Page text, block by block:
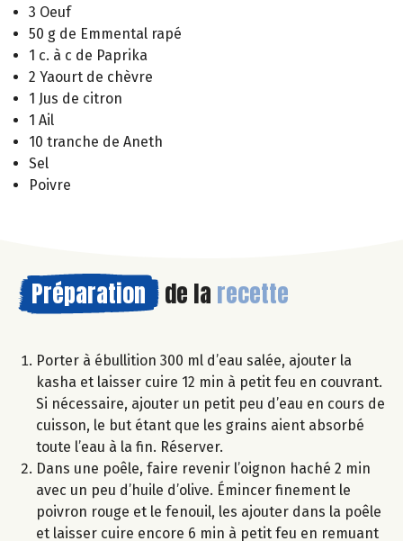
3 Oeuf
50 g de Emmental rapé
1 c. à c de Paprika
2 Yaourt de chèvre
1 Jus de citron
1 Ail
10 tranche de Aneth
Sel
Poivre
Préparation de la recette
Porter à ébullition 300 ml d’eau salée, ajouter la
kasha et laisser cuire 12 min à petit feu en couvrant.
Si nécessaire, ajouter un petit peu d’eau en cours de
cuisson, le but étant que les grains aient absorbé
toute l’eau à la fin. Réserver.
Dans une poêle, faire revenir l’oignon haché 2 min
avec un peu d’huile d’olive. Émincer finement le
poivron rouge et le fenouil, les ajouter dans la poêle
et laisser cuire encore 6 min à petit feu en remuant